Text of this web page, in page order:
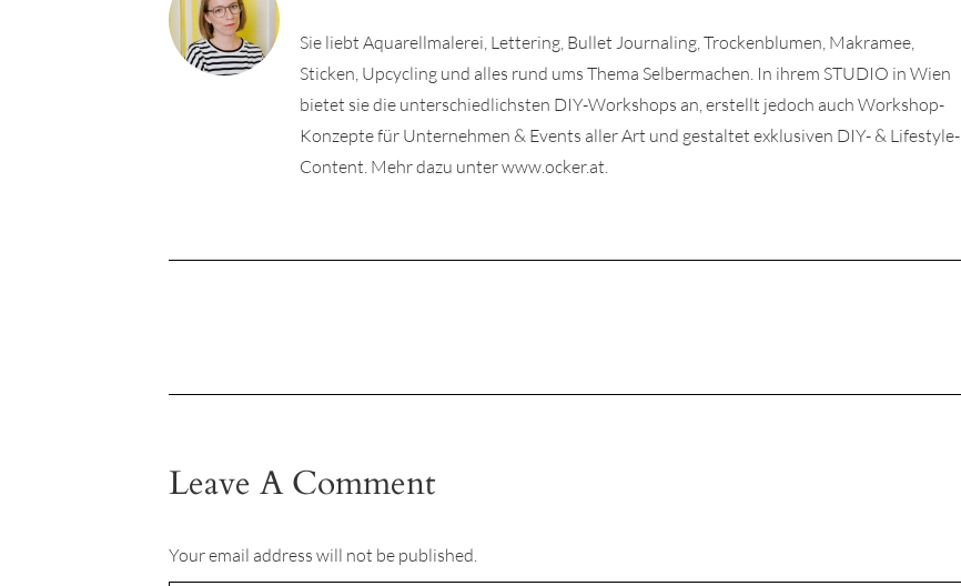
Sie liebt Aquarellmalerei, Lettering, Bullet Journaling, Trockenblumen, Makramee,
Sticken, Upcycling und alles rund ums Thema Selbermachen. In ihrem STUDIO in Wien
bietet sie die unterschiedlichsten DIY-Workshops an, erstellt jedoch auch Workshop-
Konzepte für Unternehmen & Events aller Art und gestaltet exklusiven DIY- & Lifestyle-
Content. Mehr dazu unter www.ocker.at.
Leave A Comment
Your email address will not be published.